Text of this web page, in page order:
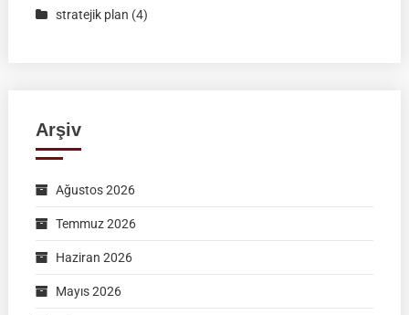
stratejik plan (4)
Arşiv
Ağustos 2026
Temmuz 2026
Haziran 2026
Mayıs 2026